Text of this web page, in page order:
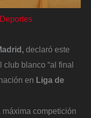
Deportes
declaró este
club blanco “al final
en Liga de
competición